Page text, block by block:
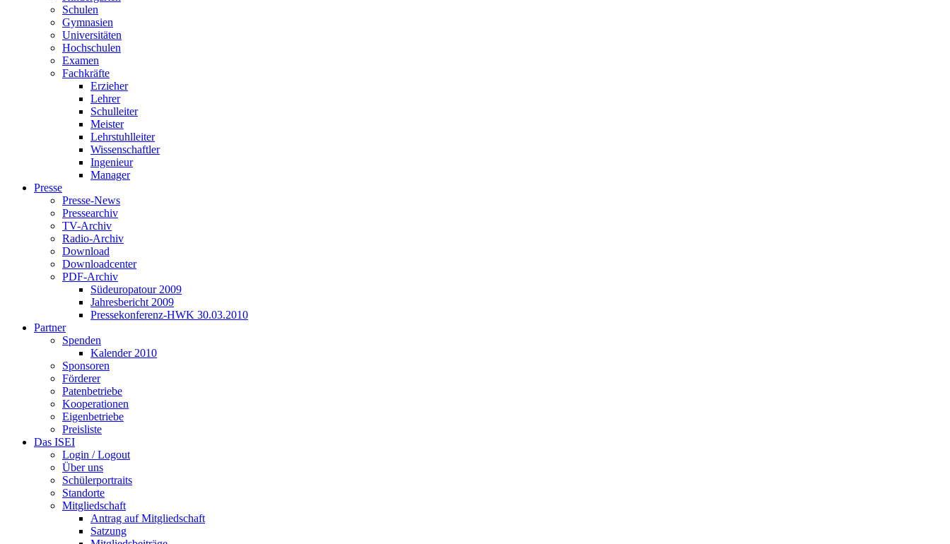
Schulen
Gymnasien
Universitäten
Hochschulen
Examen
Fachkräfte
Erzieher
Lehrer
Schulleiter
Meister
Lehrstuhlleiter
Wissenschaftler
Ingenieur
Manager
Presse
Presse-News
Pressearchiv
TV-Archiv
Radio-Archiv
Download
Downloadcenter
PDF-Archiv
Südeuropatour 2009
Jahresbericht 2009
Pressekonferenz-HWK 30.03.2010
Partner
Spenden
Kalender 2010
Sponsoren
Förderer
Patenbetriebe
Kooperationen
Eigenbetriebe
Preisliste
Das ISEI
Login / Logout
Über uns
Schülerportraits
Standorte
Mitgliedschaft
Antrag auf Mitgliedschaft
Satzung